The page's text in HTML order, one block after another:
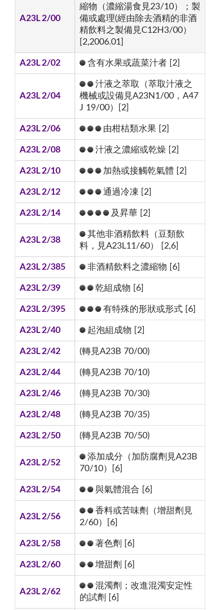
A23L 2/00
縮物（濃縮湯食見23/10）；製
備或處理(經由除去酒精的非酒
精飲料之製備見C12H3/00）
[2,2006.01]
A23L 2/02 含有水果或蔬菜汁者 [2]
A23L 2/04
汁液之萃取（萃取汁液之
機械或設備見A23N1/00，A47
J 19/00）[2]
A23L 2/06 由柑桔類水果 [2]
A23L 2/08 汁液之濃縮或乾燥 [2]
A23L 2/10 加熱或接觸乾氣體 [2]
A23L 2/12 通過冷凍 [2]
A23L 2/14 及昇華 [2]
A23L 2/38
其他非酒精飲料（豆類飲
料，見A23L11/60） [2,6]
A23L 2/385 非酒精飲料之濃縮物 [6]
A23L 2/39 乾組成物 [6]
A23L 2/395 有特殊的形狀或形式 [6]
A23L 2/40 起泡組成物 [2]
A23L 2/42 (轉見A23B 70/00)
A23L 2/44 (轉見A23B 70/10)
A23L 2/46 (轉見A23B 70/30)
A23L 2/48 (轉見A23B 70/35)
A23L 2/50 (轉見A23B 70/50)
A23L 2/52
添加成分（加防腐劑見A23B
70/10）[6]
A23L 2/54 與氣體混合 [6]
A23L 2/56
香料或苦味劑（增甜劑見
2/60）[6]
A23L 2/58 著色劑 [6]
A23L 2/60 增甜劑 [6]
A23L 2/62
混濁劑；改進混濁安定性
的試劑 [6]